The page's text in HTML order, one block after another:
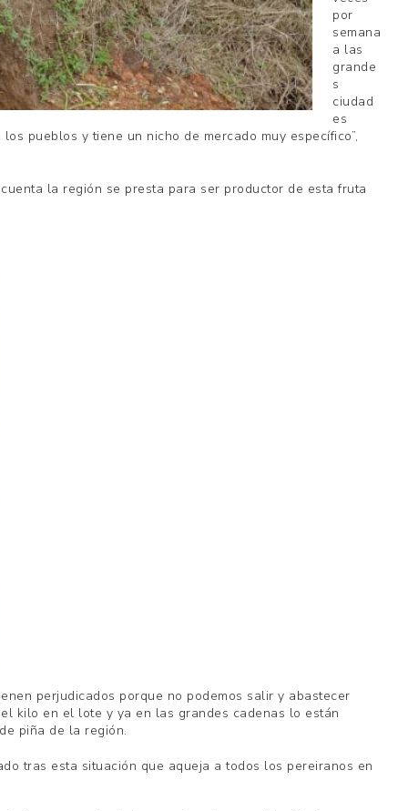
por
semana
a las
grande
s
ciudad
es
pueblos y tiene un nicho de mercado muy específico”,
la región se presta para ser productor de esta fruta
perjudicados porque no podemos salir y abastecer
kilo en el lote y ya en las grandes cadenas lo están
piña de la región.
tras esta situación que aqueja a todos los pereiranos en